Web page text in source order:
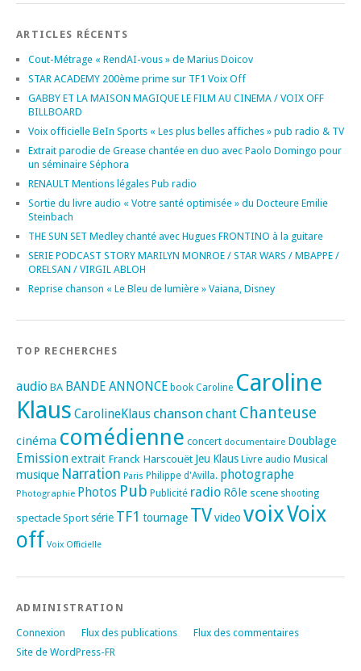
ARTICLES RÉCENTS
Cout-Métrage « RendAI-vous » de Marius Doicov
STAR ACADEMY 200ème prime sur TF1 Voix Off
GABBY ET LA MAISON MAGIQUE LE FILM AU CINEMA / VOIX OFF
BILLBOARD
Voix officielle BeIn Sports « Les plus belles affiches » pub radio & TV
Extrait parodie de Grease chantée en duo avec Paolo Domingo pour
un séminaire Séphora
RENAULT Mentions légales Pub radio
Sortie du livre audio « Votre santé optimisée » du Docteure Emilie
Steinbach
THE SUN SET Medley chanté avec Hugues FRONTINO à la guitare
SERIE PODCAST STORY MARILYN MONROE / STAR WARS / MBAPPE /
ORELSAN / VIRGIL ABLOH
Reprise chanson « Le Bleu de lumière » Vaiana, Disney
TOP RECHERCHES
audio BA BANDE ANNONCE book Caroline Caroline
Klaus CarolineKlaus chanson chant Chanteuse
cinéma comédienne concert documentaire Doublage
Emissionextrait Franck Harscouët Jeu Klaus Livre audio Musical
musique Narration Paris Philippe d'Avilla. photographe
Photographie Photos Pub Publicité radio Rôle scene shooting
spectacle Sport série TF1 tournage TVvideo voixVoix
off Voix Officielle
ADMINISTRATION
Connexion Flux des publications
Flux des commentaires
Site de WordPress-FR